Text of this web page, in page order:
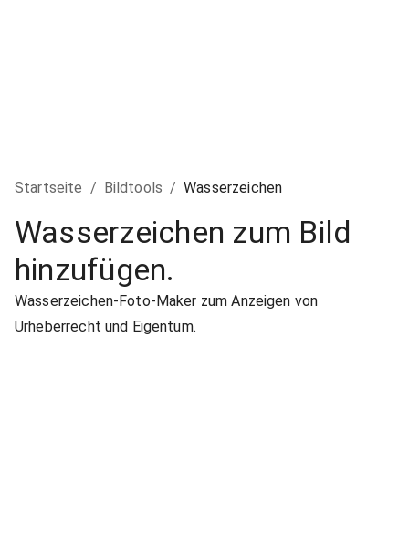
Startseite / Bildtools / Wasserzeichen
Wasserzeichen zum Bild
hinzufügen.
Wasserzeichen-Foto-Maker zum Anzeigen von
Urheberrecht und Eigentum.